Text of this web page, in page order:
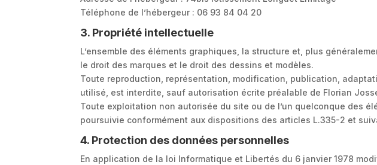
Téléphone de l’hébergeur : 06 93 84 04 20
3. Propriété intellectuelle
L’ensemble des éléments graphiques, la structure et, plus
le droit des marques et le droit des dessins et modèles.
Toute reproduction, représentation, modification, publication,
utilisé, est interdite, sauf autorisation écrite préalable de Florian
Toute exploitation non autorisée du site ou de l’un quelconque des
poursuivie conformément aux dispositions des articles L.335-2 et
4. Protection des données personnelles
En application de la loi Informatique et Libertés du 6 janvier 1978